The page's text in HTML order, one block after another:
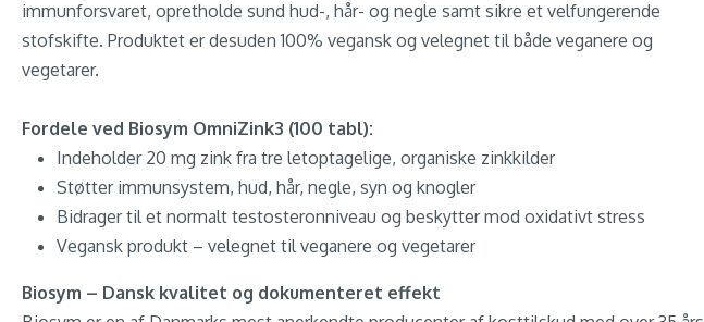
immunforsvaret, opretholde sund hud-, hår- og negle samt sikre et velfungerende
stofskifte. Produktet er desuden 100% vegansk og velegnet til både veganere og
vegetarer.
Fordele ved Biosym OmniZink3 (100 tabl):
Indeholder 20 mg zink fra tre letoptagelige, organiske zinkkilder
Støtter immunsystem, hud, hår, negle, syn og knogler
Bidrager til et normalt testosteronniveau og beskytter mod oxidativt stress
Vegansk produkt – velegnet til veganere og vegetarer
Biosym – Dansk kvalitet og dokumenteret effekt